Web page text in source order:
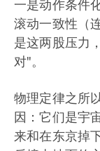
一是动作条件
滚动一致性（
是这两股压力
对"。
物理定律之所
因：它们是宇
来和在东京掉